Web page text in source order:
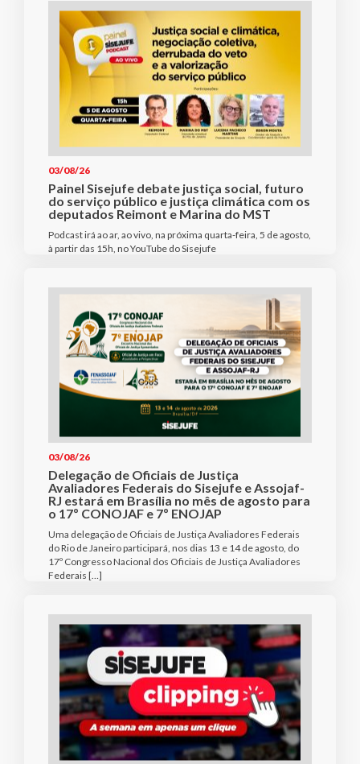
03/08/26
Painel Sisejufe debate justiça social, futuro
do serviço público e justiça climática com os
deputados Reimont e Marina do MST
Podcast irá ao ar, ao vivo, na próxima quarta-feira, 5 de agosto,
à partir das 15h, no YouTube do Sisejufe
03/08/26
Delegação de Oficiais de Justiça
Avaliadores Federais do Sisejufe e Assojaf-
RJ estará em Brasília no mês de agosto para
o 17º CONOJAF e 7º ENOJAP
Uma delegação de Oficiais de Justiça Avaliadores Federais
do Rio de Janeiro participará, nos dias 13 e 14 de agosto, do
17º Congresso Nacional dos Oficiais de Justiça Avaliadores
Federais […]